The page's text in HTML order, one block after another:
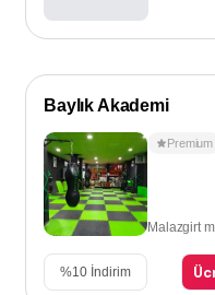
Baylık Akademi
Premium
Malazgirt
%10 İndirim